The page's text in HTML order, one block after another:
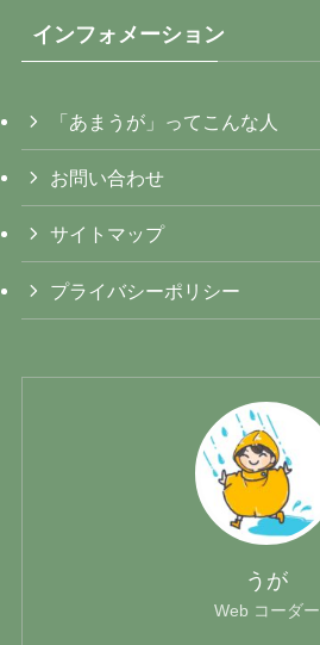
インフォメーション
「あまうが」ってこんな人
お問い合わせ
サイトマップ
プライバシーポリシー
うが
Web コーダー